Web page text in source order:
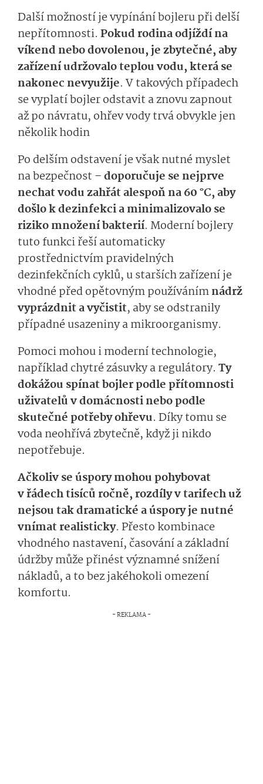
Další možností je vypínání bojleru při delší
nepřítomnosti. Pokud rodina odjíždí na
víkend nebo dovolenou, je zbytečné, aby
zařízení udržovalo teplou vodu, která se
nakonec nevyužije. V takových případech
se vyplatí bojler odstavit a znovu zapnout
až po návratu, ohřev vody trvá obvykle jen
několik hodin
Po delším odstavení je však nutné myslet
na bezpečnost –doporučuje se nejprve
nechat vodu zahřát alespoň na 60 °C, aby
došlo k dezinfekci a minimalizovalo se
riziko množení bakterií. Moderní bojlery
tuto funkci řeší automaticky
prostřednictvím pravidelných
dezinfekčních cyklů, u starších zařízení je
vhodné před opětovným používánímnádrž
vyprázdnit a vyčistit, aby se odstranily
případné usazeniny a mikroorganismy.
Pomoci mohou i moderní technologie,
například chytré zásuvky a regulátory. Ty
dokážou spínat bojler podle přítomnosti
uživatelů v domácnosti nebo podle
skutečné potřeby ohřevu. Díky tomu se
voda neohřívá zbytečně, když ji nikdo
nepotřebuje.
Ačkoliv se úspory mohou pohybovat
v řádech tisíců ročně, rozdíly v tarifech už
nejsou tak dramatické a úspory je nutné
vnímat realisticky. Přesto kombinace
vhodného nastavení, časování a základní
údržby může přinést významné snížení
nákladů, a to bez jakéhokoli omezení
komfortu.